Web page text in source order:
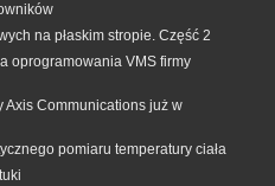
na płaskim stropie. Część 2
oprogramowania VMS firmy
Axis Communications już w
pomiaru temperatury ciała